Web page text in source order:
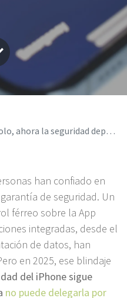
la seguridad depende de ti
han confiado en
de seguridad. Un
férreo sobre la App
integradas, desde el
de datos, han
en 2025, ese blindaje
del iPhone sigue
no puede delegarla por